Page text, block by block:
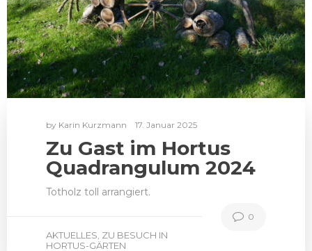
by Karin Kurzmann 17. Januar 2025
Zu Gast im Hortus
Quadrangulum 2024
Totholz toll arrangiert.
AKTUELLES, ZU BESUCH IN
HORTUS-GÄRTEN
0